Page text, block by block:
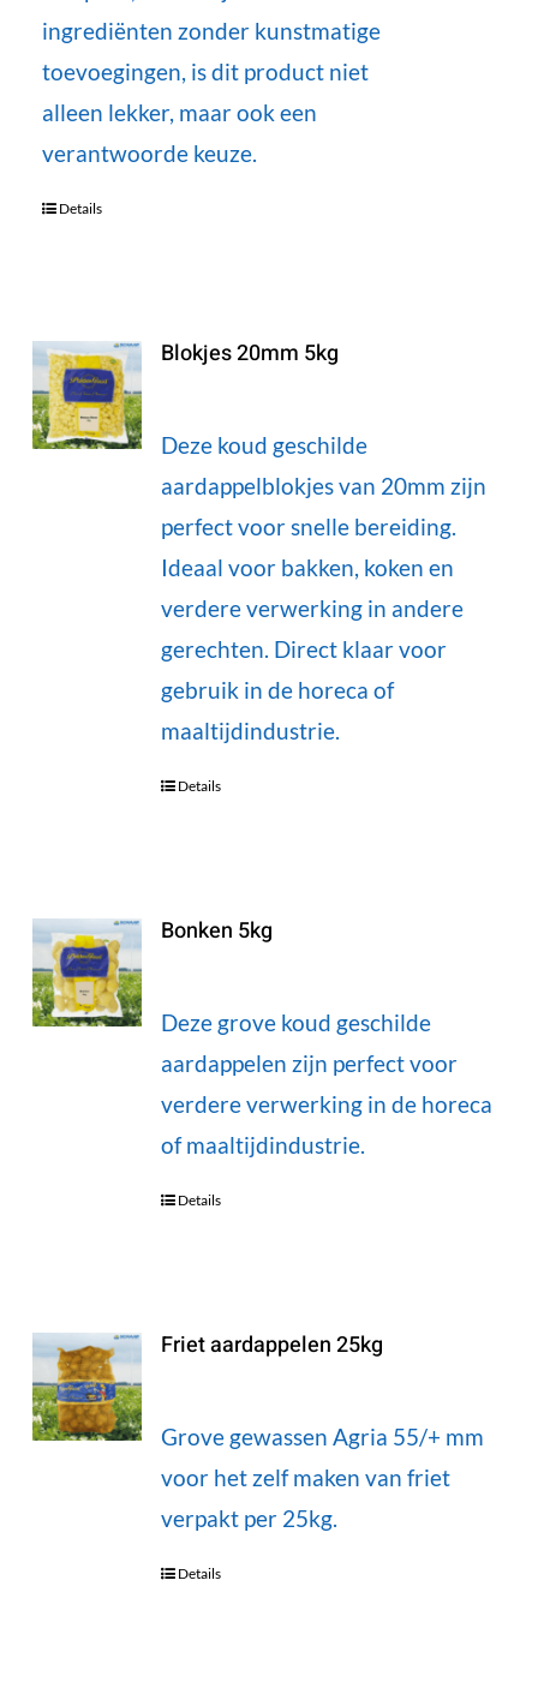
ingrediënten zonder kunstmatige
toevoegingen, is dit product niet
alleen lekker, maar ook een
verantwoorde keuze.
Details
Blokjes 20mm 5kg
Deze koud geschilde
aardappelblokjes van 20mm zijn
perfect voor snelle bereiding.
Ideaal voor bakken, koken en
verdere verwerking in andere
gerechten. Direct klaar voor
gebruik in de horeca of
maaltijdindustrie.
Details
Bonken 5kg
Deze grove koud geschilde
aardappelen zijn perfect voor
verdere verwerking in de horeca
of maaltijdindustrie.
Details
Friet aardappelen 25kg
Grove gewassen Agria 55/+ mm
voor het zelf maken van friet
verpakt per 25kg.
Details